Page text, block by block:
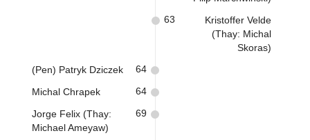
Kristoffer Velde
(Thay: Michal
Skoras)
63
(Pen) Patryk Dziczek 64
Michal Chrapek 64
Jorge Felix (Thay:
Michael Ameyaw)
69